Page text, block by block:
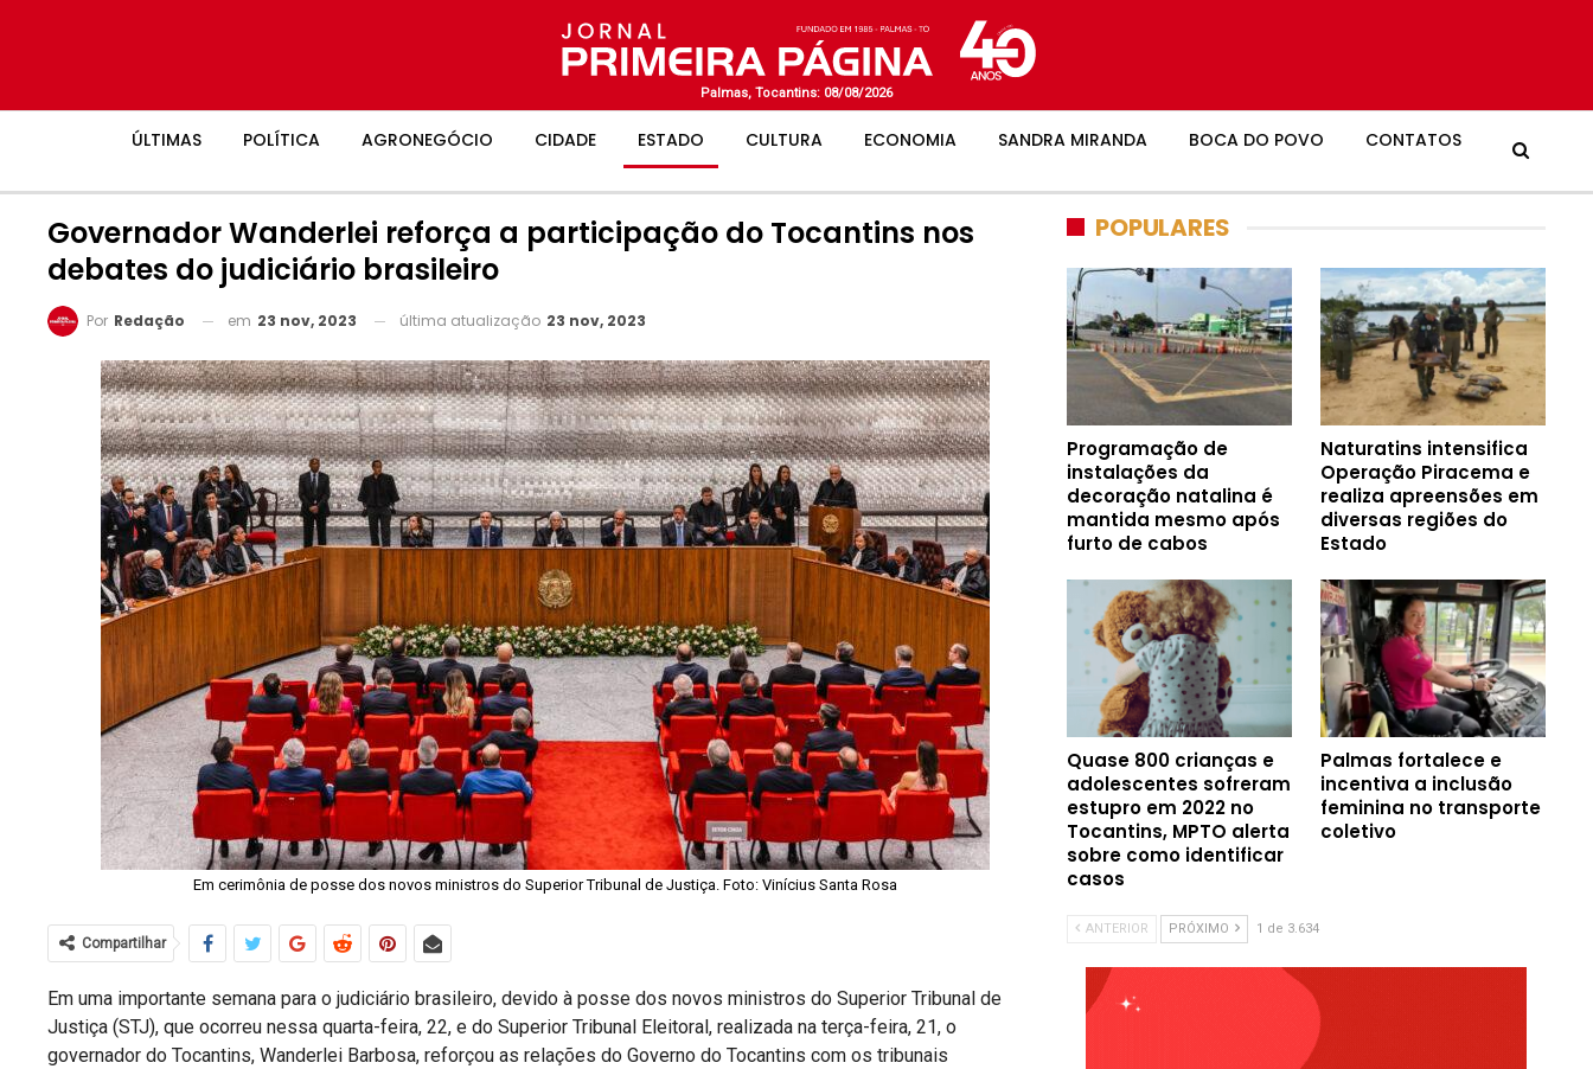
Palmas, Tocantins: 08/08/2026
ÚLTIMAS POLÍTICA AGRONEGÓCIO CIDADE ESTADO CULTURA ECONOMIA SANDRA MIRANDA BOCA DO POVO CONTATOS
Governador Wanderlei reforça a participação do Tocantins nos
debates do judiciário brasileiro
Por Redação em 23 nov, 2023 última atualização 23 nov, 2023
Em cerimônia de posse dos novos ministros do Superior Tribunal de Justiça. Foto: Vinícius Santa Rosa
Compartilhar
Em uma importante semana para o judiciário brasileiro, devido à posse dos novos ministros do Superior Tribunal de
Justiça (STJ), que ocorreu nessa quarta-feira, 22, e do Superior Tribunal Eleitoral, realizada na terça-feira, 21, o
governador do Tocantins, Wanderlei Barbosa, reforçou as relações do Governo do Tocantins com os tribunais
POPULARES
Programação de
instalações da
decoração natalina é
mantida mesmo após
furto de cabos
Naturatins intensifica
Operação Piracema e
realiza apreensões em
diversas regiões do
Estado
Quase 800 crianças e
adolescentes sofreram
estupro em 2022 no
Tocantins, MPTO alerta
sobre como identificar
casos
Palmas fortalece e
incentiva a inclusão
feminina no transporte
coletivo
ANTERIOR PRÓXIMO 1 de 3.634